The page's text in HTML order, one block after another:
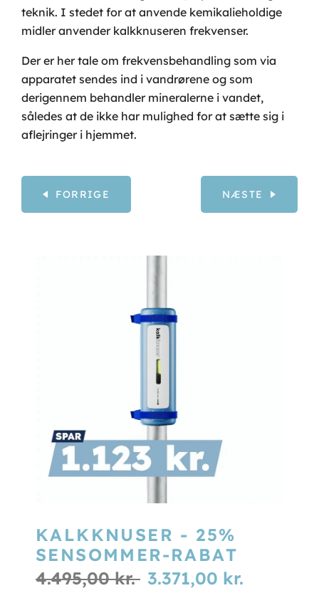
teknik. I stedet for at anvende kemikalieholdige
midler anvender kalkknuseren frekvenser.
Der er her tale om frekvensbehandling som via
apparatet sendes ind i vandrørene og som
derigennem behandler mineralerne i vandet,
således at de ikke har mulighed for at sætte sig i
aflejringer i hjemmet.
FORRIGE NÆSTE
KALKKNUSER - 25%
SENSOMMER-RABAT
4.495,00 kr. 3.371,00 kr.